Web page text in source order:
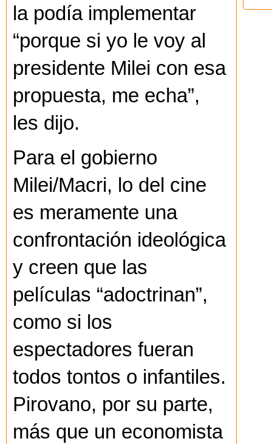
la podía implementar
“porque si yo le voy al
presidente Milei con esa
propuesta, me echa”,
les dijo.
Para el gobierno
Milei/Macri, lo del cine
es meramente una
confrontación ideológica
y creen que las
películas “adoctrinan”,
como si los
espectadores fueran
todos tontos o infantiles.
Pirovano, por su parte,
más que un economista